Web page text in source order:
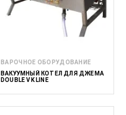
ВАРОЧНОЕ ОБОРУДОВАНИЕ
ВАКУУМНЫЙ КОТЕЛ ДЛЯ ДЖЕМА
DOUBLE VK LINE